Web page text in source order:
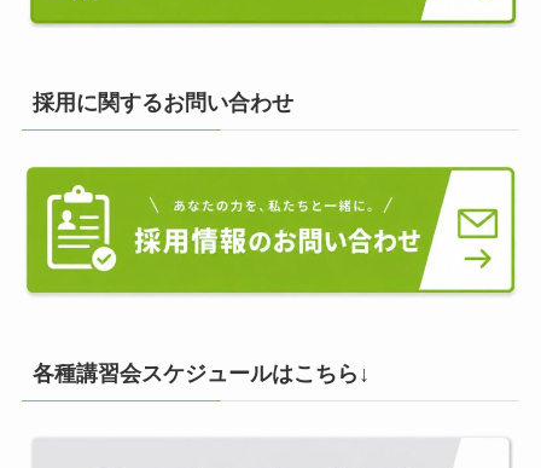
採用に関するお問い合わせ
各種講習会スケジュールはこちら↓